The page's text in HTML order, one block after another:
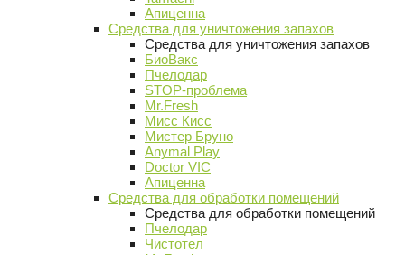
Апиценна
Средства для уничтожения запахов
Средства для уничтожения запахов
БиоВакс
Пчелодар
STOP-проблема
Mr.Fresh
Мисс Кисс
Мистер Бруно
Anymal Play
Doctor VIC
Апиценна
Средства для обработки помещений
Средства для обработки помещений
Пчелодар
Чистотел